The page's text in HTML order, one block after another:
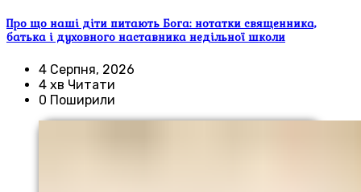
Про що наші діти питають Бога: нотатки священника,
батька і духовного наставника недільної школи
4 Серпня, 2026
4 хв Читати
0 Поширили